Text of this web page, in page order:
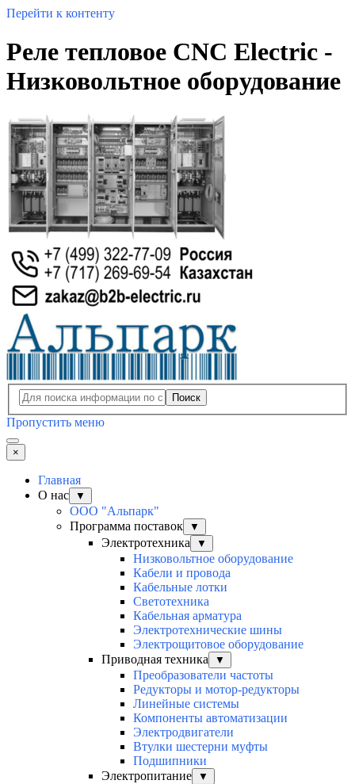
Перейти к контенту
Реле тепловое CNC Electric -
Низковольтное оборудование
Поиск
Пропустить меню
×
Главная
О нас
▼
ООО "Альпарк"
Программа поставок
▼
Электротехника ▼
Низковольтное оборудование
Кабели и провода
Кабельные лотки
Светотехника
Кабельная арматура
Электротехнические шины
Электрощитовое оборудование
Приводная техника
▼
Преобразователи частоты
Редукторы и мотор-редукторы
Линейные системы
Компоненты автоматизации
Электродвигатели
Втулки шестерни муфты
Подшипники
Электропитание
▼